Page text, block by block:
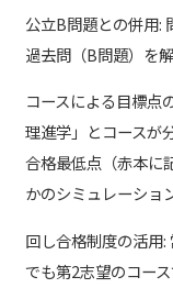
公立B問題との併用:
過去問（B問題）を
コースによる目標点
理進学」とコースが
合格最低点（赤本に
かのシミュレーショ
回し合格制度の活用
でも第2志望のコー